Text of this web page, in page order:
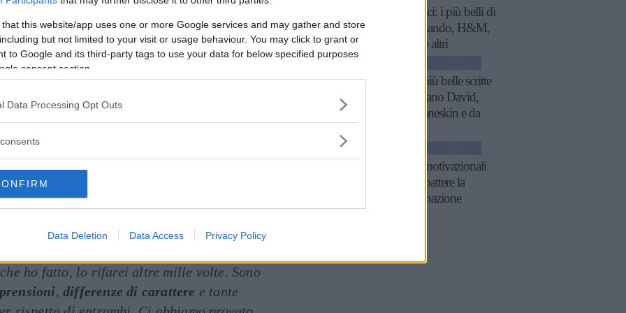
that this website/app uses one or more Google services and may gather and store
but not limited to your visit or usage behaviour. You may click to grant or
to Google and its third-party tags to use your data for below specified purposes
consent section.
Data Processing Opt Outs
Data Deletion Data Access Privacy Policy
andata”.
di Matteo , le numerose
incompatibilità
indelebilmente il loro rapporto. L’ex
ma ha raccontato che entrambi hanno
la loro storia. Nonostante i tentativi,
sperato e, alla fine, hanno scelto
i suoi
perché horispetto
per lei e per me.
una scelta molto anticipata, ma non mi
ho fatto, lo rifarei altre mille volte. Sono
,differenze di carattere e tante
economici: i più belli di
Zara, Zalando, H&M,
Mango e altri
Le frasi più belle scritte
da Damiano David,
con i Måneskin e da
26 frasi motivazionali
per combattere la
procrastinazione